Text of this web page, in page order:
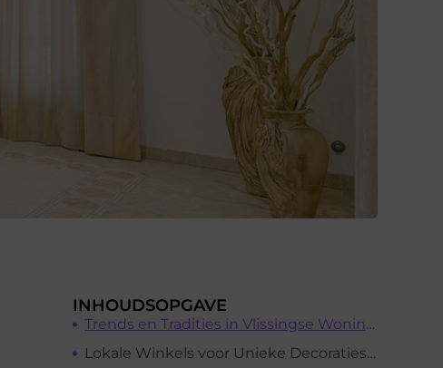
INHOUDSOPGAVE
Trends en Tradities in Vlissingse Woninginrichting
Lokale Winkels voor Unieke Decoratiestukken